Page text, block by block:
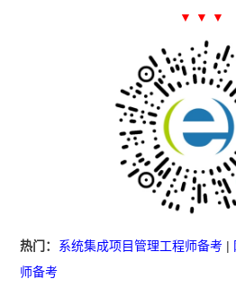
▼ ▼ ▼
热门： 系统集成项目管理工程师备考 |
师备考